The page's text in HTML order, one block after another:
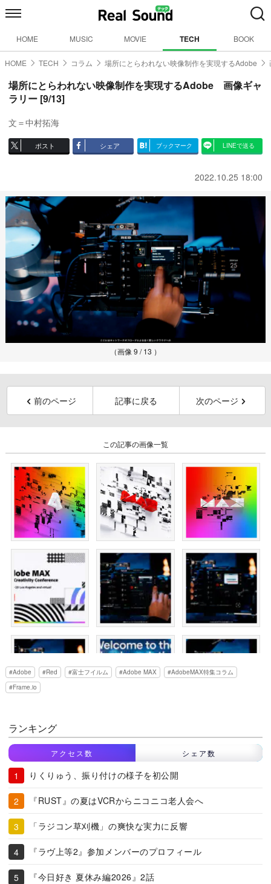
HOME MUSIC MOVIE TECH BOOK
HOME TECH コラム 場所にとらわれない映像制作を実現するAdobe
場所にとらわれない映像制作を実現するAdobe 画像ギャ
ラリー [9/13]
文＝中村拓海
ポスト シェア ブックマーク LINEで送る
2022.10.25 18:00
（画像 9 / 13 ）
前のページ 記事に戻る 次のページ
この記事の画像一覧
Adobe Red 富士フイルム Adobe MAX
AdobeMAX特集コラム
Frame.io
ランキング
アクセス数 シェア数
りくりゅう、振り付けの様子を初公開
『RUST』の夏はVCRからニコニコ老人会へ
「ラジコン草刈機」の爽快な実力に反響
『ラヴ上等2』参加メンバーのプロフィール
『今日好き 夏休み編2026』2話